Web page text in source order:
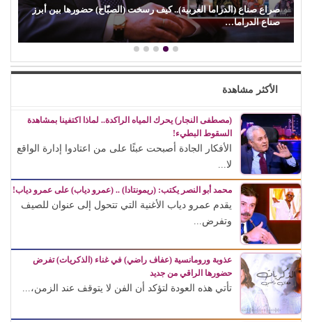
كيف رسخت (الصبّاح) حضورها بين أبرز
(محمد رضوان) يكسر
كضيف شرف
الأكثر مشاهدة
(مصطفى النجار) يحرك المياه الراكدة.. لماذا اكتفينا بمشاهدة
السقوط البطيء!
الأفكار الجادة أصبحت عبئًا على من اعتادوا إدارة الواقع
لا...
محمد أبو النصر يكتب: (ريمونتادا) .. (عمرو دياب) على عمرو دياب!
يقدم عمرو دياب الأغنية التي تتحول إلى عنوان للصيف
وتفرض...
عذوبة ورومانسية (عفاف راضي) في غناء (الذكريات) تفرض
حضورها الراقي من جديد
تأتي هذه العودة لتؤكد أن الفن لا يتوقف عند الزمن،...